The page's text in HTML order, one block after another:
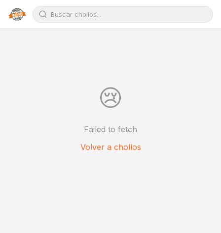
😢
Failed to fetch
Volver a chollos